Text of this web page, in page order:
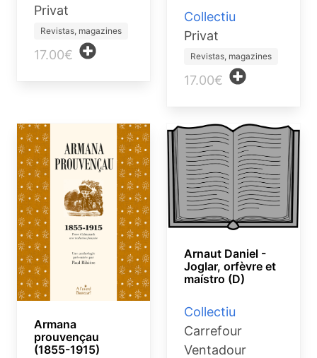
Privat
Revistas, magazines
17.00€
Collectiu
Privat
Revistas, magazines
17.00€
Armana
prouvençau
(1855-1915)
Arnaut Daniel -
Joglar, orfèvre et
maístro (D)
Collectiu
Carrefour
Ventadour